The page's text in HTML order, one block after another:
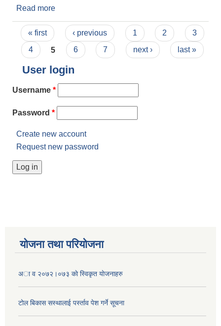
Read more
Pages
« first ‹ previous 1 2
3
4
5 6 7 next › last »
User login
Username *
Password *
Create new account
Request new password
योजना तथा परियोजना
अा व २०७२।०७३ काे स्विकृत याेजनाहरु
टोल बिकास स‌स्थालाई प‌र्स्ताव पेश गर्ने सूचना